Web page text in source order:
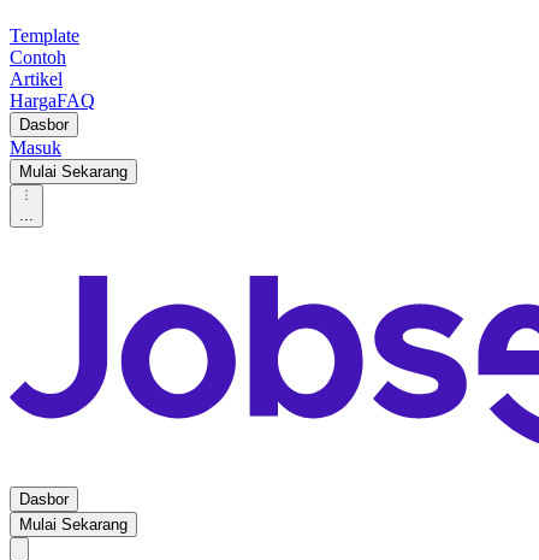
Template
Contoh
Artikel
HargaFAQ
Dasbor
Masuk
Mulai Sekarang
...
Dasbor
Mulai Sekarang